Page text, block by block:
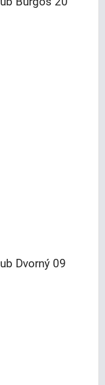
Dvorný 09